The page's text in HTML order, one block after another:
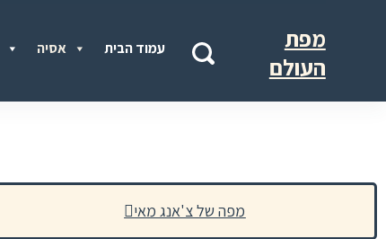
אסיה עמוד הבית
מפת
העולם
מפה של צ'אנג מאי